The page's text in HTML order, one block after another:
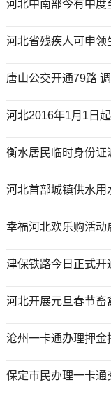
河北中南部今有中度
河北省残疾人可申领
唐山公交开通79路
河北2016年1月1日
衡水居民临时身份证
河北首部城镇供水用
幸福河北欢乐购活动
津保铁路今日正式开
河北开展元旦春节畜
沧州一卡通办理押金
保定市民办理一卡通